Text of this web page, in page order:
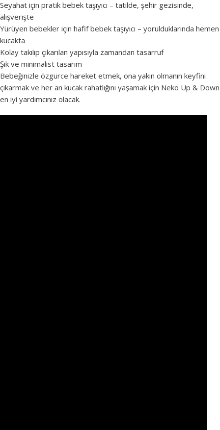
Seyahat için pratik bebek taşıyıcı – tatilde, şehir gezisinde,
alışverişte
Yürüyen bebekler için hafif bebek taşıyıcı – yorulduklarında hemen
kucakta
Kolay takılıp çıkarılan yapısıyla zamandan tasarruf
Şık ve minimalist tasarım
Bebeğinizle özgürce hareket etmek, ona yakın olmanın keyfini
çıkarmak ve her an kucak rahatlığını yaşamak için Neko Up & Down
en iyi yardımcınız olacak.